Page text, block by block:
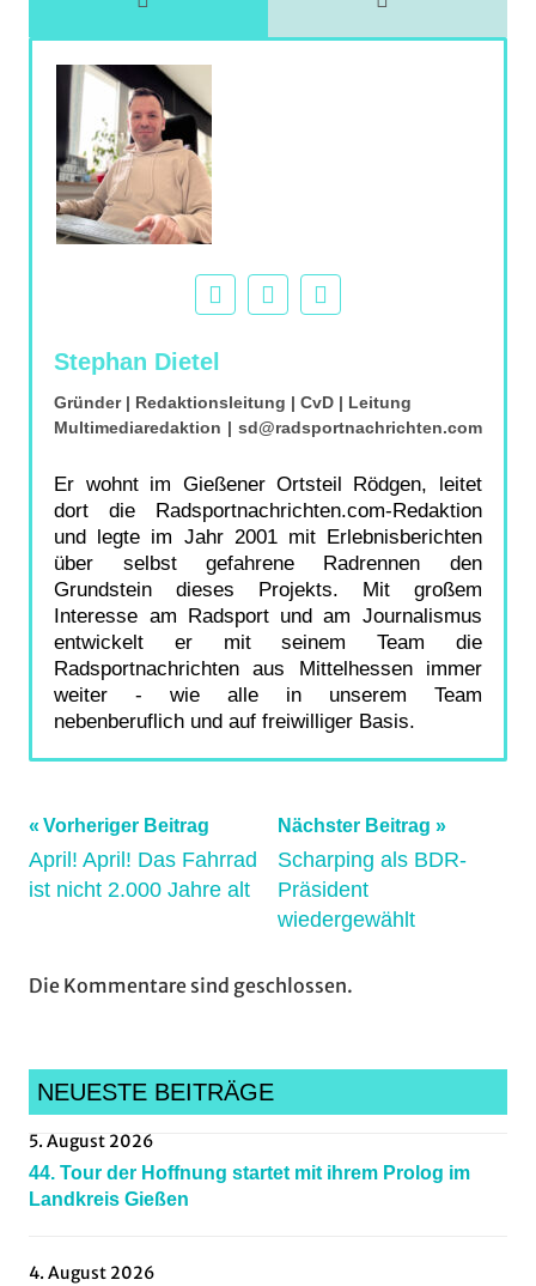
Stephan Dietel
Gründer | Redaktionsleitung | CvD | Leitung
Multimediaredaktion | sd@radsportnachrichten.com
Er wohnt im Gießener Ortsteil Rödgen, leitet
dort die Radsportnachrichten.com-Redaktion
und legte im Jahr 2001 mit Erlebnisberichten
über selbst gefahrene Radrennen den
Grundstein dieses Projekts. Mit großem
Interesse am Radsport und am Journalismus
entwickelt er mit seinem Team die
Radsportnachrichten aus Mittelhessen immer
weiter - wie alle in unserem Team
nebenberuflich und auf freiwilliger Basis.
Beitragsnavigation
Vorheriger Beitrag
April! April! Das Fahrrad
ist nicht 2.000 Jahre alt
Nächster Beitrag
Scharping als BDR-
Präsident
wiedergewählt
Die Kommentare sind geschlossen.
NEUESTE BEITRÄGE
5. August 2026
44. Tour der Hoffnung startet mit ihrem Prolog im
Landkreis Gießen
4. August 2026